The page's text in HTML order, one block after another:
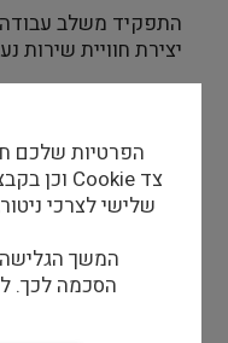
התפקיד משלב
יצירת חוויית שירות
ניסיון קודם בשיווק
יתרון משמעותי
סדר וארגון ברמה
יכולת עבודה עם
הפרטיות שלכם
שלישי לצרכי
המשך הגלישה
הסכמה לכך.